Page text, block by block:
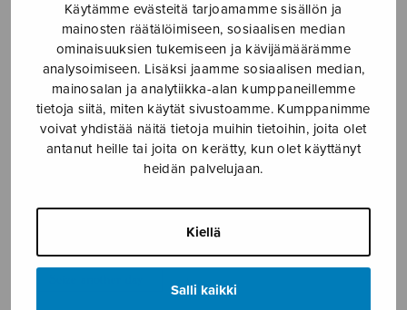
Käytämme evästeitä tarjoamamme sisällön ja
mainosten räätälöimiseen, sosiaalisen median
ominaisuuksien tukemiseen ja kävijämäärämme
analysoimiseen. Lisäksi jaamme sosiaalisen median,
mainosalan ja analytiikka-alan kumppaneillemme
tietoja siitä, miten käytät sivustoamme. Kumppanimme
voivat yhdistää näitä tietoja muihin tietoihin, joita olet
antanut heille tai joita on kerätty, kun olet käyttänyt
heidän palvelujaan.
Kiellä
Salli kaikki
Etusivu › Media › Seize another day_kansi
Seize another day_kansi
27.2.2017